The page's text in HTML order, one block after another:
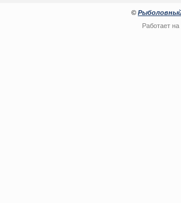
© Рыболовный
Работает